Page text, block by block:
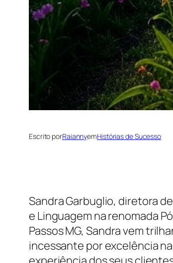
Escrito porRaiannyemHistórias de Sucesso
Sandra Garbuglio, diretora
e Linguagem na renomada
Passos MG, Sandra vem
incessante por excelência